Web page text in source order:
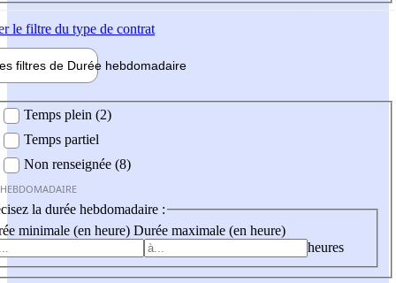
le filtre du type de contrat
filtres de Durée hebdomadaire
Temps plein (2)
Temps partiel
Non renseignée (8)
la durée hebdomadaire :
minimale (en heure) Durée maximale (en heure)
heures